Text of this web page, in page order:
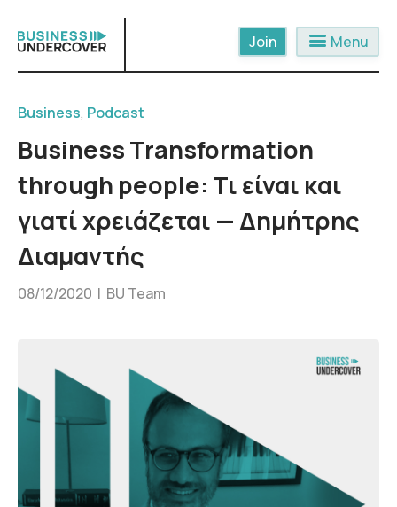
content
menu Menu
Business, Podcast
Business Transformation
through people: Τι είναι και
γιατί χρειάζεται — Δημήτρης
Διαμαντής
08/12/2020 | BU Team